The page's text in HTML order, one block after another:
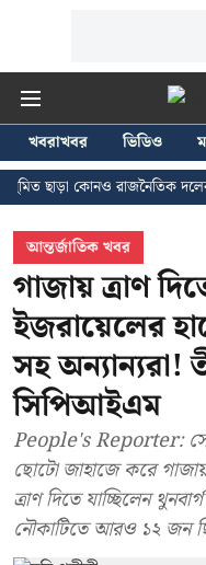
খবরাখবর ভিডিও
কোনও রাজনৈতিক দলের দপ্তরে
আন্তর্জাতিক খবর
গাজায় ত্রাণ
ইজরায়েলের
সহ অন্যান্যরা!
সিপিআইএম
People's Reporter:
ছোটো জাহাজে করে
ত্রাণ দিতে যাচ্ছিলেন
নৌকাটিতে আরও ১২ জন